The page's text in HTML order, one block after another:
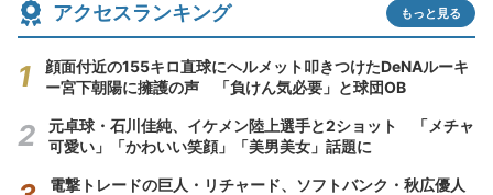
アクセスランキング もっと見る
顔面付近の155キロ直球にヘルメット叩きつけたDeNAルーキ
ー宮下朝陽に擁護の声 「負けん気必要」と球団OB
元卓球・石川佳純、イケメン陸上選手と2ショット 「メチャ
可愛い」「かわいい笑顔」「美男美女」話題に
電撃トレードの巨人・リチャード、ソフトバンク・秋広優人